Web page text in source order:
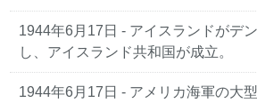
1944年6月17日 - アイスランドがデ
し、アイスランド共和国が成立。
1944年6月17日 - アメリカ海軍の大